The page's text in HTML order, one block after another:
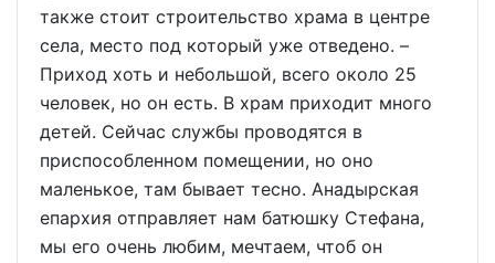
также стоит строительство храма в центре
села, место под который уже отведено. –
Приход хоть и небольшой, всего около 25
человек, но он есть. В храм приходит много
детей. Сейчас службы проводятся в
приспособленном помещении, но оно
маленькое, там бывает тесно. Анадырская
епархия отправляет нам батюшку Стефана,
мы его очень любим, мечтаем, чтоб он